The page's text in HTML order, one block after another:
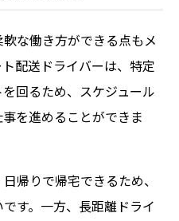
な働き方ができる点もメ
配送ドライバーは、特定
回るため、スケジュール
を進めることができま
帰りで帰宅できるため、
す。一方、長距離ドライ